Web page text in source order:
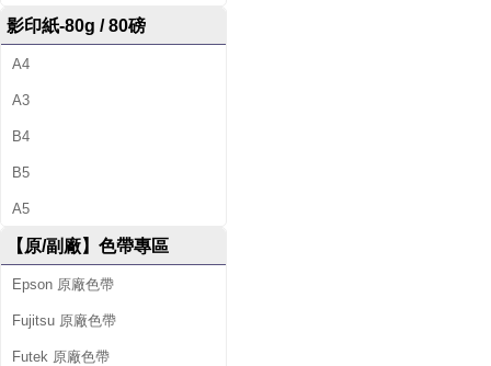
影印紙-80g / 80磅
A4
A3
B4
B5
A5
【原/副廠】色帶專區
Epson 原廠色帶
Fujitsu 原廠色帶
Futek 原廠色帶